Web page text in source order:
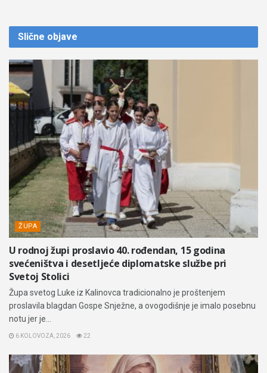
Slične objave
ŽUPA
U rodnoj župi proslavio 40. rođendan, 15 godina
svećeništva i desetljeće diplomatske službe pri
Svetoj Stolici
Župa svetog Luke iz Kalinovca tradicionalno je proštenjem
proslavila blagdan Gospe Snježne, a ovogodišnje je imalo posebnu
notu jer je...
6 KOLOVOZA, 2026 22